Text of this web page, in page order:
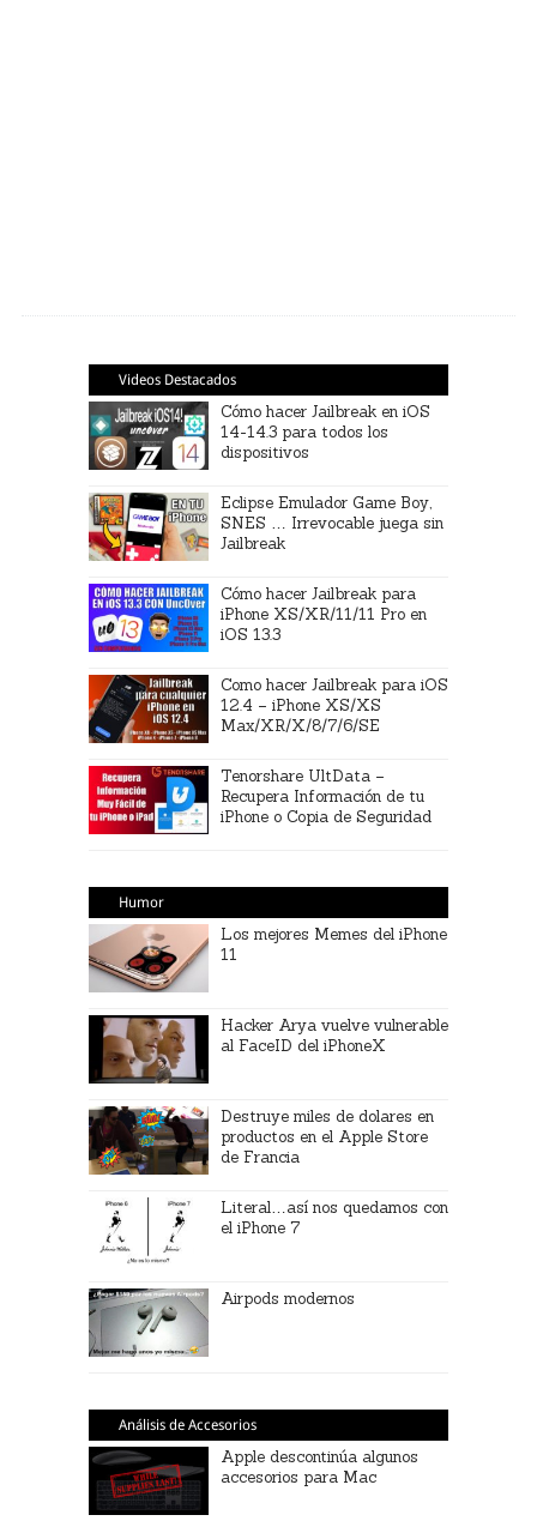
Videos Destacados
Cómo hacer Jailbreak en iOS
14-14.3 para todos los
dispositivos
Eclipse Emulador Game Boy,
SNES … Irrevocable juega sin
Jailbreak
Cómo hacer Jailbreak para
iPhone XS/XR/11/11 Pro en
iOS 13.3
Como hacer Jailbreak para iOS
12.4 – iPhone XS/XS
Max/XR/X/8/7/6/SE
Tenorshare UltData –
Recupera Información de tu
iPhone o Copia de Seguridad
Humor
Los mejores Memes del iPhone
11
Hacker Arya vuelve vulnerable
al FaceID del iPhoneX
Destruye miles de dolares en
productos en el Apple Store
de Francia
Literal…así nos quedamos con
el iPhone 7
Airpods modernos
Análisis de Accesorios
Apple descontinúa algunos
accesorios para Mac